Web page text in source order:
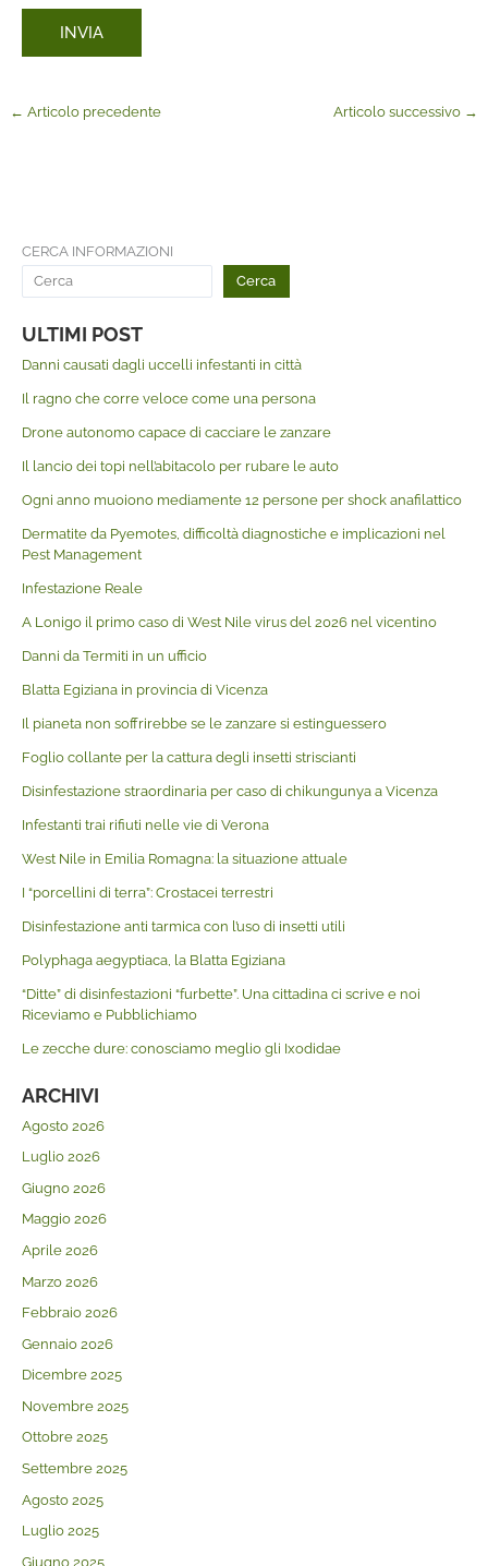
← Articolo precedente Articolo successivo →
CERCA INFORMAZIONI
Cerca
ULTIMI POST
Danni causati dagli uccelli infestanti in città
Il ragno che corre veloce come una persona
Drone autonomo capace di cacciare le zanzare
Il lancio dei topi nell’abitacolo per rubare le auto
Ogni anno muoiono mediamente 12 persone per shock anafilattico
Dermatite da Pyemotes, difficoltà diagnostiche e implicazioni nel
Pest Management
Infestazione Reale
A Lonigo il primo caso di West Nile virus del 2026 nel vicentino
Danni da Termiti in un ufficio
Blatta Egiziana in provincia di Vicenza
Il pianeta non soffrirebbe se le zanzare si estinguessero
Foglio collante per la cattura degli insetti striscianti
Disinfestazione straordinaria per caso di chikungunya a Vicenza
Infestanti trai rifiuti nelle vie di Verona
West Nile in Emilia Romagna: la situazione attuale
I “porcellini di terra”: Crostacei terrestri
Disinfestazione anti tarmica con l’uso di insetti utili
Polyphaga aegyptiaca, la Blatta Egiziana
“Ditte” di disinfestazioni “furbette”. Una cittadina ci scrive e noi
Riceviamo e Pubblichiamo
Le zecche dure: conosciamo meglio gli Ixodidae
ARCHIVI
Agosto 2026
Luglio 2026
Giugno 2026
Maggio 2026
Aprile 2026
Marzo 2026
Febbraio 2026
Gennaio 2026
Dicembre 2025
Novembre 2025
Ottobre 2025
Settembre 2025
Agosto 2025
Luglio 2025
Giugno 2025